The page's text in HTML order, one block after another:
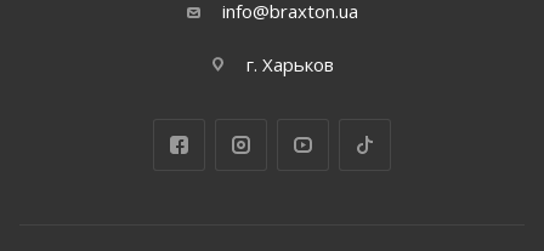
info@braxton.ua
г. Харьков